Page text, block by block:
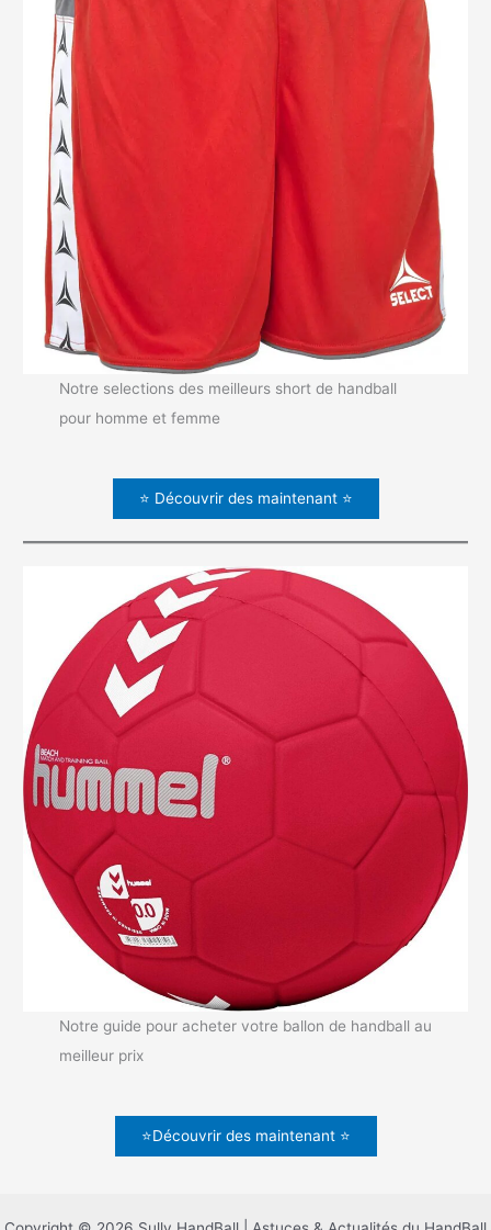
Notre selections des meilleurs short de handball
pour homme et femme
⭐ Découvrir des maintenant ⭐
Notre guide pour acheter votre ballon de handball au
meilleur prix
⭐Découvrir des maintenant ⭐